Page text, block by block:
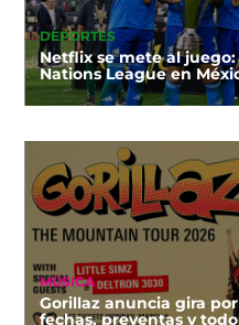
DEPORTES
Netflix se mete al
Nations League en
MÚSICA
Gorillaz anuncia gira
fechas, preventas y